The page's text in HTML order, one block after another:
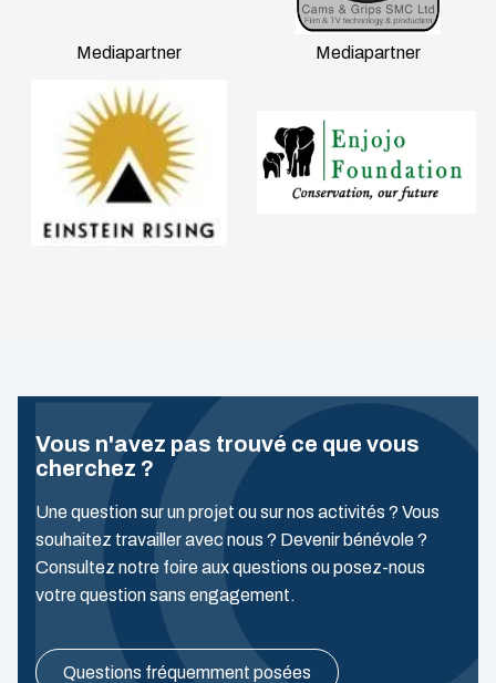
Mediapartner Mediapartner
Vous n'avez pas trouvé ce que vous
cherchez ?
Une question sur un projet ou sur nos activités ? Vous
souhaitez travailler avec nous ? Devenir bénévole ?
Consultez notre foire aux questions ou posez-nous
votre question sans engagement.
Questions fréquemment posées